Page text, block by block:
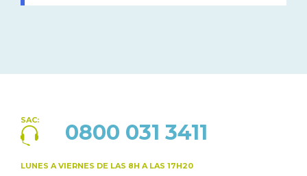
SAC: 0800 031 3411
LUNES A VIERNES DE LAS 8H A LAS 17H20